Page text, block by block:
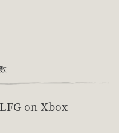
on Xbox